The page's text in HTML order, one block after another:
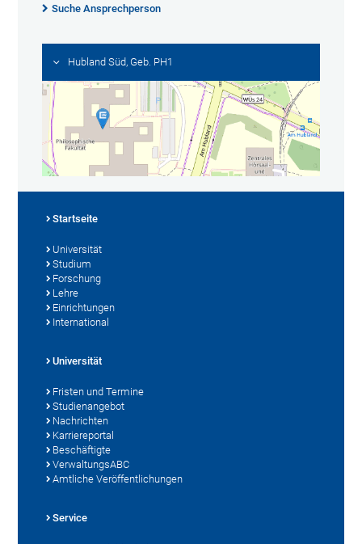
Suche Ansprechperson
Hubland Süd, Geb. PH1
Startseite
Universität
Studium
Forschung
Lehre
Einrichtungen
International
Universität
Fristen und Termine
Studienangebot
Nachrichten
Karriereportal
Beschäftigte
VerwaltungsABC
Amtliche Veröffentlichungen
Service